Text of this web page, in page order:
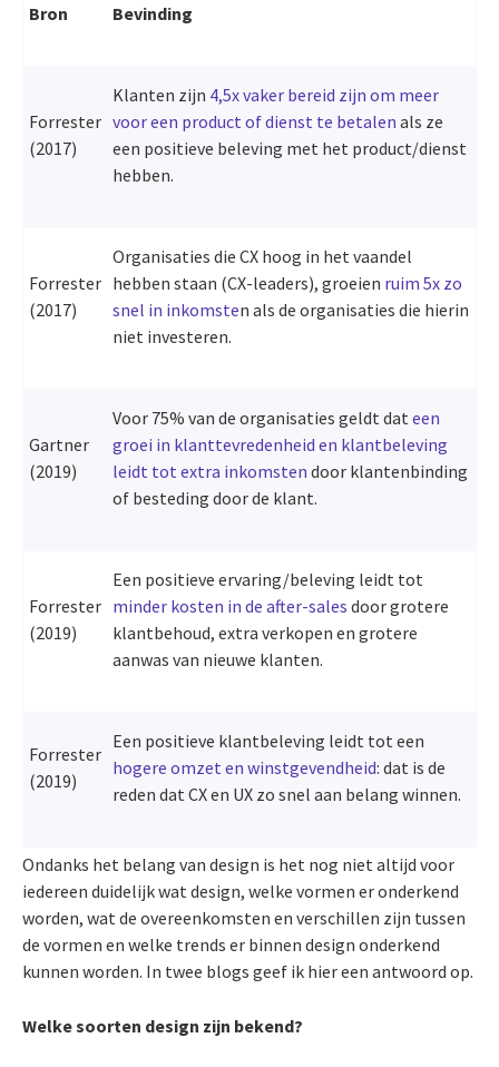
Bron Bevinding
Forrester
(2017)
Klanten zijn 4,5x vaker bereid zijn om meer
voor een product of dienst te betalen als ze
een positieve beleving met het product/dienst
hebben.
Forrester
(2017)
Organisaties die CX hoog in het vaandel
hebben staan (CX-leaders), groeien ruim 5x zo
snel in inkomsten als de organisaties die hierin
niet investeren.
Gartner
(2019)
Voor 75% van de organisaties geldt dat een
groei in klanttevredenheid en klantbeleving
leidt tot extra inkomsten door klantenbinding
of besteding door de klant.
Forrester
(2019)
Een positieve ervaring/beleving leidt tot
minder kosten in de after-sales door grotere
klantbehoud, extra verkopen en grotere
aanwas van nieuwe klanten.
Forrester
(2019)
Een positieve klantbeleving leidt tot een
hogere omzet en winstgevendheid: dat is de
reden dat CX en UX zo snel aan belang winnen.
Ondanks het belang van design is het nog niet altijd voor
iedereen duidelijk wat design, welke vormen er onderkend
worden, wat de overeenkomsten en verschillen zijn tussen
de vormen en welke trends er binnen design onderkend
kunnen worden. In twee blogs geef ik hier een antwoord op.
Welke soorten design zijn bekend?